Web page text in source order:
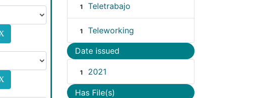
1 Teletrabajo
1 Teleworking
Date issued
1 2021
Has File(s)